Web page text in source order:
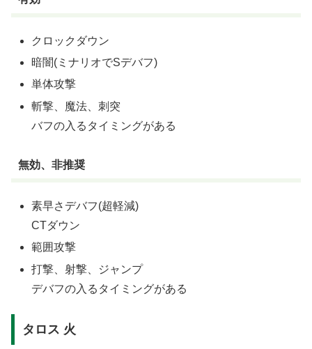
クロックダウン
暗闇(ミナリオでSデバフ)
単体攻撃
斬撃、魔法、刺突
バフの入るタイミングがある
無効、非推奨
素早さデバフ(超軽減)
CTダウン
範囲攻撃
打撃、射撃、ジャンプ
デバフの入るタイミングがある
タロス 火